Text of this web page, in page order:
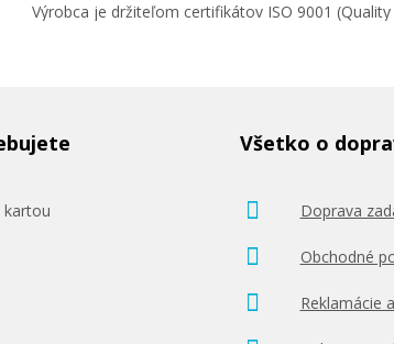
Výrobca je držiteľom certifikátov ISO 9001
kartou
Všetko o
Doprava
Obchodné
Reklamácie